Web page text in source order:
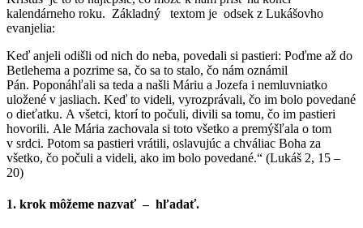
kalendárneho roku. Základný textom je odsek z Lukášovho
evanjelia:
Keď anjeli odišli od nich do neba, povedali si pastieri: Poďme až do
Betlehema a pozrime sa, čo sa to stalo, čo nám oznámil
Pán. Poponáhľali sa teda a našli Máriu a Jozefa i nemluvniatko
uložené v jasliach. Keď to videli, vyrozprávali, čo im bolo povedané
o dieťatku. A všetci, ktorí to počuli, divili sa tomu, čo im pastieri
hovorili. Ale Mária zachovala si toto všetko a premýšľala o tom
v srdci. Potom sa pastieri vrátili, oslavujúc a chváliac Boha za
všetko, čo počuli a videli, ako im bolo povedané.“ (Lukáš 2, 15 –
20)
1. krok môžeme nazvať – hľadať.